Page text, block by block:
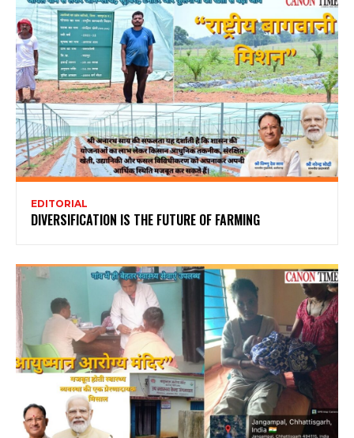
EDITORIAL
DIVERSIFICATION IS THE FUTURE OF FARMING